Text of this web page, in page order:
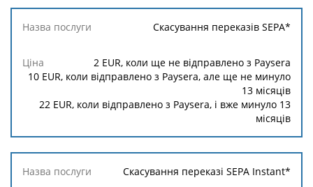
Скасування переказів SEPA*
2 EUR, коли ще не відправлено з Paysera
10 EUR, коли відправлено з Paysera, але ще не минуло
13 місяців
22 EUR, коли відправлено з Paysera, і вже минуло 13
місяців
Скасування переказі SEPA Instant*